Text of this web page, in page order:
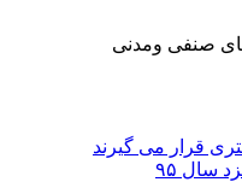
صنفی و‌مدنی
قرار می گیرند
سال ۹۵